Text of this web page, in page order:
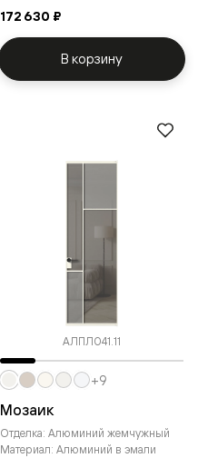
172 630 ₽
В корзину
АЛПЛ041.11
Мозаик
Отделка: Алюминий жемчужный
Материал: Алюминий в эмали
+9